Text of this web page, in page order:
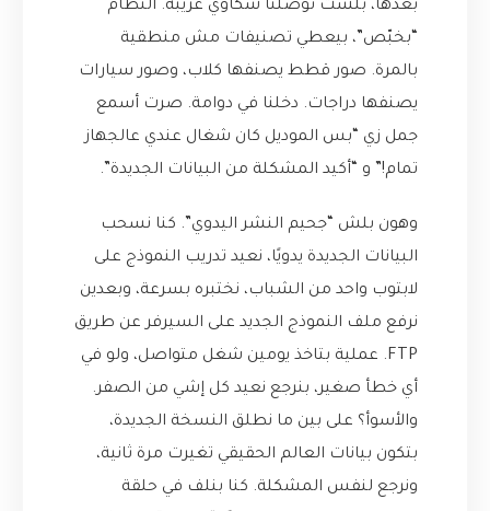
بعدها، بلشت توصلنا شكاوي غريبة. النظام
“بخبّص”، بيعطي تصنيفات مش منطقية
بالمرة. صور قطط يصنفها كلاب، وصور سيارات
يصنفها دراجات. دخلنا في دوامة. صرت أسمع
جمل زي “بس الموديل كان شغال عندي عالجهاز
تمام!” و “أكيد المشكلة من البيانات الجديدة”.
وهون بلش “جحيم النشر اليدوي”. كنا نسحب
البيانات الجديدة يدويًا، نعيد تدريب النموذج على
لابتوب واحد من الشباب، نختبره بسرعة، وبعدين
نرفع ملف النموذج الجديد على السيرفر عن طريق
FTP. عملية بتاخذ يومين شغل متواصل، ولو في
أي خطأ صغير، بنرجع نعيد كل إشي من الصفر.
والأسوأ؟ على بين ما نطلق النسخة الجديدة،
بتكون بيانات العالم الحقيقي تغيرت مرة ثانية،
ونرجع لنفس المشكلة. كنا بنلف في حلقة